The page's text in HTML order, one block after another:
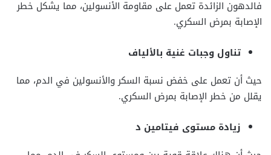
فالدهون الزائدة تعمل على مقاومة الأنسولين، مما يشكل خطر
الإصابة بمرض السكري.
تناول وجبات غنية بالألياف
حيث أن تعمل على خفض نسبة السكر والأنسولين في الدم، مما
يقلل من خطر الإصابة بمرض السكري.
زيادة مستوى فيتامين د